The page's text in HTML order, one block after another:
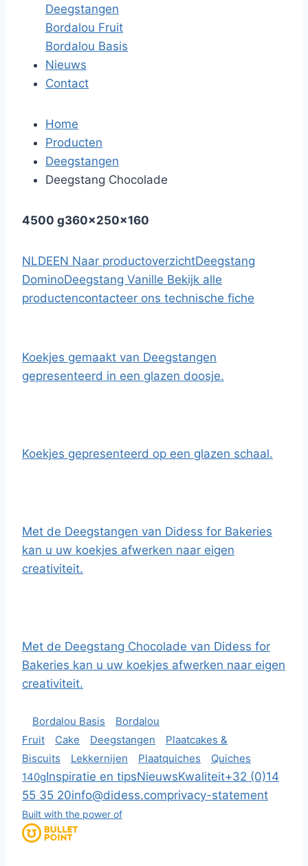
Deegstangen
Bordalou Fruit
Bordalou Basis
Nieuws
Contact
Home
Producten
Deegstangen
Deegstang Chocolade
4500 g360x250x160
NLDEEN Naar productoverzichtDeegstang
DominoDeegstang Vanille Bekijk alle
productencontacteer ons technische fiche
Koekjes gemaakt van Deegstangen
gepresenteerd in een glazen doosje.
Koekjes gepresenteerd op een glazen schaal.
Met de Deegstangen van Didess for Bakeries
kan u uw koekjes afwerken naar eigen
creativiteit.
Met de Deegstang Chocolade van Didess for
Bakeries kan u uw koekjes afwerken naar eigen
creativiteit.
Bordalou Basis
Bordalou
Fruit
Cake Deegstangen
Plaatcakes &
Biscuits
Lekkernijen Plaatquiches
Quiches
140gInspiratie en tipsNieuwsKwaliteit+32 (0)14
55 35 20info@didess.comprivacy-statement
Built with the power of